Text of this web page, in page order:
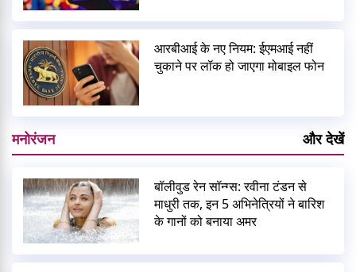
आरबीआई के नए नियम: ईएमआई नहीं
चुकाने पर लॉक हो जाएगा मोबाइल फोन
मनोरंजन और देखें
बॉलीवुड रेन सॉन्ग्स: रवीना टंडन से
माधुरी तक, इन 5 अभिनेत्रियों ने बारिश
के गानों को बनाया अमर